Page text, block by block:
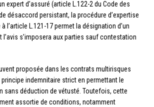
expert d’assuré (article L.122-2 du Code des
désaccord persistant, la procédure d’expertise
l’article L.121-17 permet la désignation d’un
l’avis s’imposera aux parties sauf contestation
proposée dans les contrats multirisques
indemnitaire strict en permettant le
sans déduction de vétusté. Toutefois, cette
assortie de conditions, notamment